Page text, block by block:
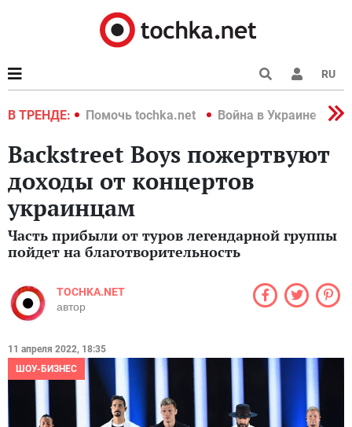
RU
В ТРЕНДЕ:
2022 Помочь tochka.net Война в Украине 2022
Backstreet Boys пожертвуют
доходы от концертов
украинцам
Часть прибыли от туров легендарной группы
пойдет на благотворительность
TOCHKA.NET
автор
11 апреля 2022, 18:35
ШОУ-БИЗНЕС